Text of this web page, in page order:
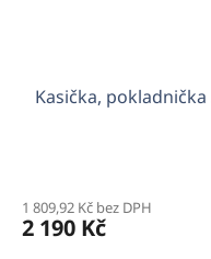
Kasička,
1 809,92 Kč bez DPH
2 190 Kč